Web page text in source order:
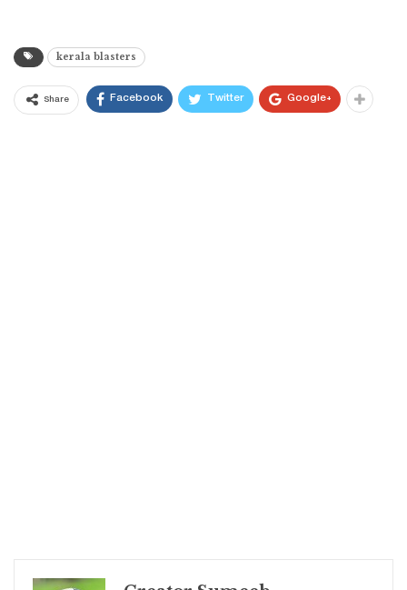
kerala blasters
Share Facebook Twitter Google+